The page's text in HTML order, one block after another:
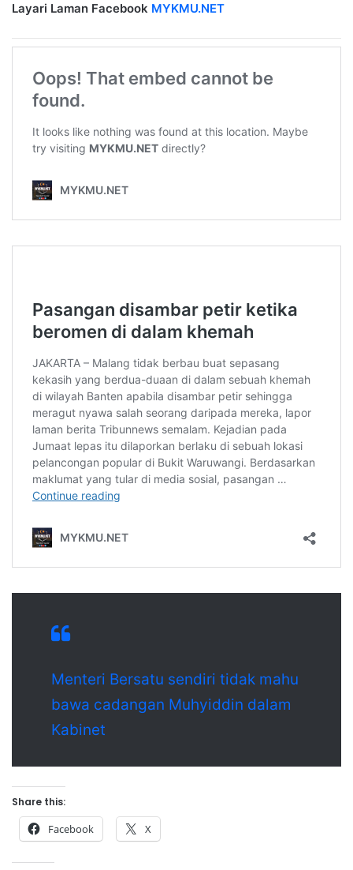
Layari Laman Facebook MYKMU.NET
Menteri Bersatu sendiri tidak mahu
bawa cadangan Muhyiddin dalam
Kabinet
Share this:
Facebook X